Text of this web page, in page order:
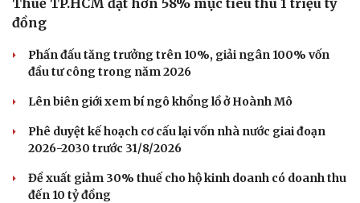
Cải chính
đồng
Phấn đấu tăng trưởng trên 10%, giải ngân 100% vốn
đầu tư công trong năm 2026
Lên biên giới xem bí ngô khổng lồ ở Hoành Mô
Phê duyệt kế hoạch cơ cấu lại vốn nhà nước giai đoạn
2026-2030 trước 31/8/2026
Đề xuất giảm 30% thuế cho hộ kinh doanh có doanh thu
đến 10 tỷ đồng